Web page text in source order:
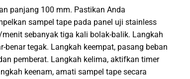
panjang 100 mm. Pastikan Anda
sampel tape pada panel uji stainless
sebanyak tiga kali bolak-balik. Langkah
tegak. Langkah keempat, pasang beban
pemberat. Langkah kelima, aktifkan timer
keenam, amati sampel tape secara